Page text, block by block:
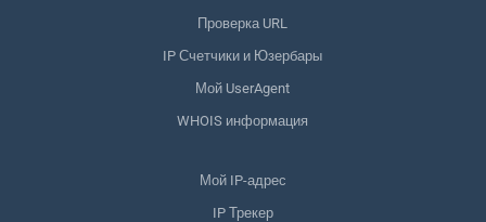
Проверка URL
IP Счетчики и Юзербары
Мой UserAgent
WHOIS информация
Мой IP-адрес
IP Трекер